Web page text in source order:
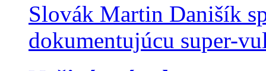
Slovák Martin Danišík
dokumentujúcu super-